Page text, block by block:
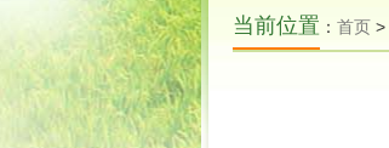
当前位置 ： 首页 >